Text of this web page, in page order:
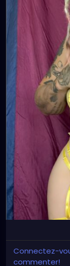
🦋💋👄 🎼 🎵
https://
http://
#dreads
#dreadlock
#dreadbun
#dreadslove
#dreadheads
#dreadlife
#dreadgirls
Connectez-
commenter!